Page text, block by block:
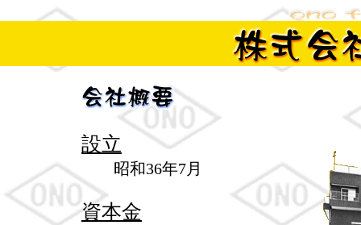
設立
昭和36年7月
資本金